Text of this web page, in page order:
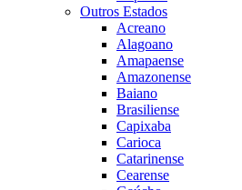
Outros Estados
Acreano
Alagoano
Amapaense
Amazonense
Baiano
Brasiliense
Capixaba
Carioca
Catarinense
Cearense